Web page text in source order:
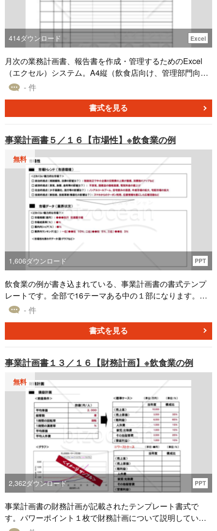
414ダウンロード Excel
月次の業務計画書、報告書を作成・管理するためのExcel
（エクセル）システム。A4縦（飲食店向け、管理部門向
け） - 件
書式を見る
事業計画書５／１６【市場性】※飲食業の例
無料
1,606ダウンロード PPT
飲食業の例が書き込まれている、事業計画書の書式テンプ
レートです。全部で16テーマある中の１部になります。こ
のテンプレートを使って解説している「事業計画書の書き
- 件
書式を見る
事業計画書１３／１６【財務計画】※飲食業の例
無料
2,362ダウンロード PPT
事業計画書の財務計画が記載されたテンプレート書式で
す。パワーポイント１枚で財務計画について説明している